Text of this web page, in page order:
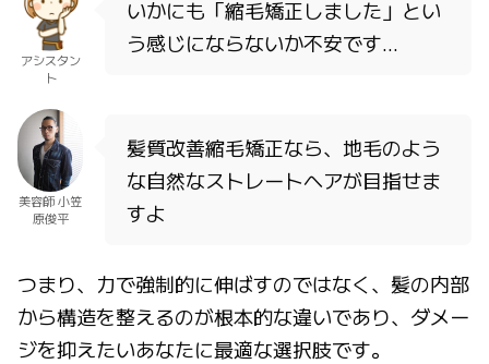
アシスタン
ト
いかにも「縮毛矯正しました」とい
う感じにならないか不安です…
美容師 小笠
原俊平
髪質改善縮毛矯正なら、地毛のよう
な自然なストレートヘアが目指せま
すよ
つまり、力で強制的に伸ばすのではなく、髪の内部
から構造を整えるのが根本的な違いであり、ダメー
ジを抑えたいあなたに最適な選択肢です。